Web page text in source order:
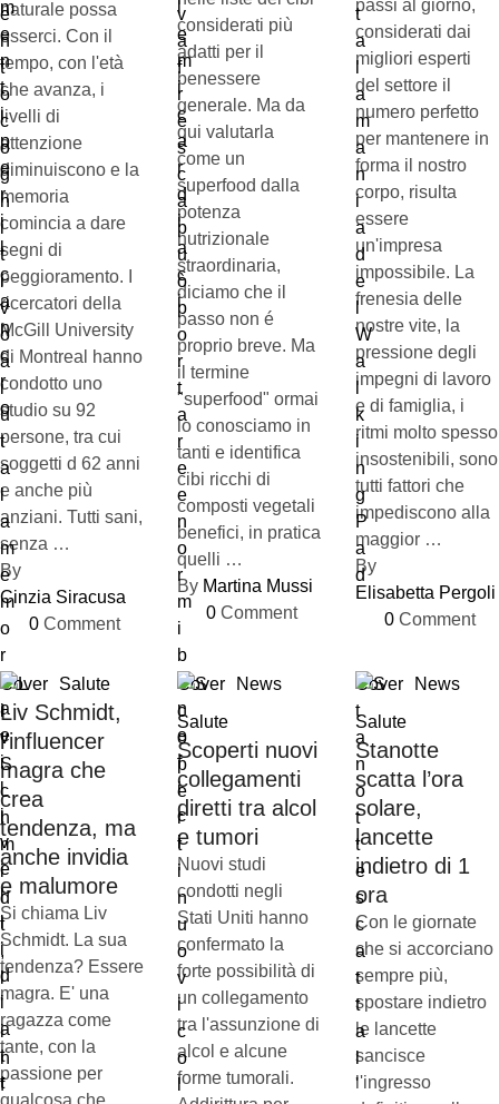
naturale possa
esserci. Con il
tempo, con l'età
che avanza, i
livelli di
attenzione
diminuiscono e la
memoria
comincia a dare
segni di
peggioramento. I
ricercatori della
McGill University
di Montreal hanno
condotto uno
studio su 92
persone, tra cui
soggetti d 62 anni
e anche più
anziani. Tutti sani,
senza …
By
Cinzia Siracusa
0 Comment
considerati più
adatti per il
benessere
generale. Ma da
qui valutarla
come un
superfood dalla
potenza
nutrizionale
straordinaria,
diciamo che il
passo non é
proprio breve. Ma
il termine
"superfood" ormai
lo conosciamo in
tanti e identifica
cibi ricchi di
composti vegetali
benefici, in pratica
quelli …
By Martina Mussi
0 Comment
passi al giorno,
considerati dai
migliori esperti
del settore il
numero perfetto
per mantenere in
forma il nostro
corpo, risulta
essere
un'impresa
impossibile. La
frenesia delle
nostre vite, la
pressione degli
impegni di lavoro
e di famiglia, i
ritmi molto spesso
insostenibili, sono
tutti fattori che
impediscono alla
maggior …
By
Elisabetta Pergoli
0 Comment
Cover Salute
Liv Schmidt,
l’influencer
magra che
crea
tendenza, ma
anche invidia
e malumore
Si chiama Liv
Schmidt. La sua
tendenza? Essere
magra. E' una
ragazza come
tante, con la
passione per
qualcosa che
Cover
News
Salute
Scoperti nuovi
collegamenti
diretti tra alcol
e tumori
Nuovi studi
condotti negli
Stati Uniti hanno
confermato la
forte possibilità di
un collegamento
tra l'assunzione di
alcol e alcune
forme tumorali.
Cover
News
Salute
Stanotte
scatta l’ora
solare,
lancette
indietro di 1
ora
Con le giornate
che si accorciano
sempre più,
spostare indietro
le lancette
sancisce
l'ingresso